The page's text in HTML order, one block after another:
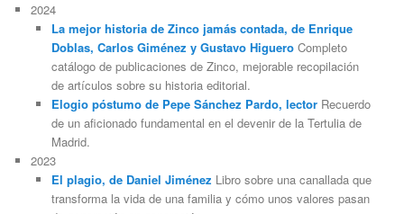
2024
La mejor historia de Zinco jamás contada, de Enrique
Doblas, Carlos Giménez y Gustavo HigueroCompleto
catálogo de publicaciones de Zinco, mejorable recopilación
de artículos sobre su historia editorial.
Elogio póstumo de Pepe Sánchez Pardo, lectorRecuerdo
de un aficionado fundamental en el devenir de la Tertulia de
Madrid.
2023
El plagio, de Daniel Jiménez Libro sobre una canallada que
transforma la vida de una familia y cómo unos valores pasan